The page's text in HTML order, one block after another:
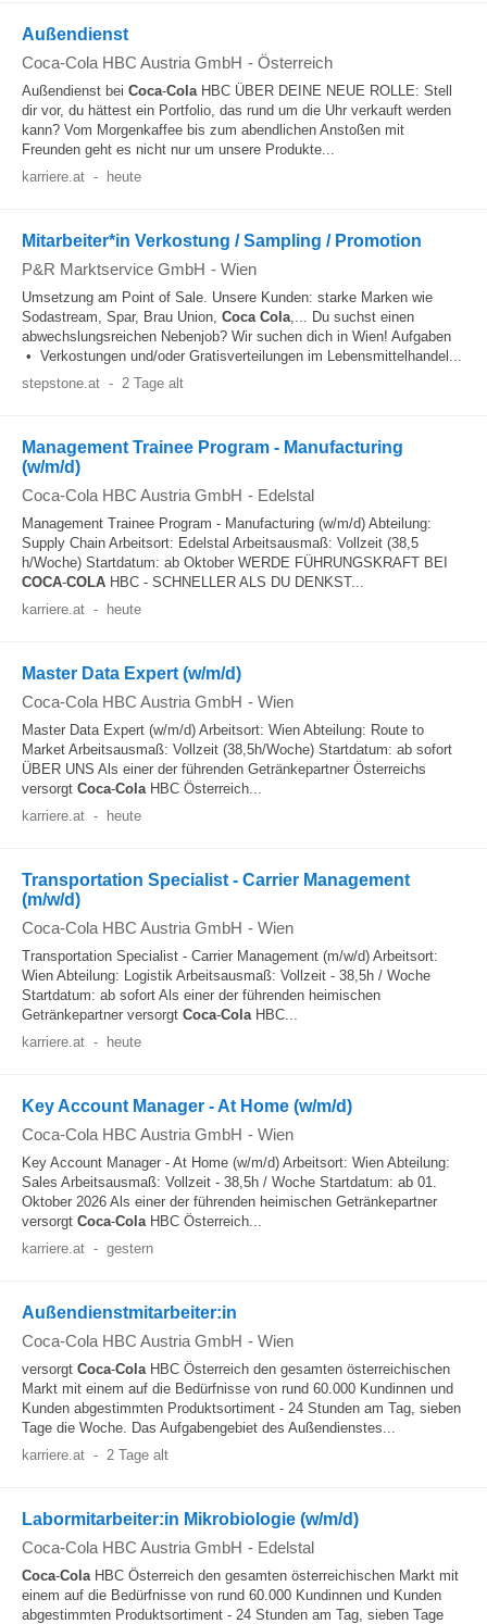
Außendienst
Coca-Cola HBC Austria GmbH - Österreich
Außendienst bei Coca-ColaHBC ÜBER DEINE NEUE ROLLE: Stell
dir vor, du hättest ein Portfolio, das rund um die Uhr verkauft werden
kann? Vom Morgenkaffee bis zum abendlichen Anstoßen mit
Freunden geht es nicht nur um unsere Produkte...
karriere.at - heute
Mitarbeiter*in Verkostung / Sampling / Promotion
P&R Marktservice GmbH - Wien
Umsetzung am Point of Sale. Unsere Kunden: starke Marken wie
Sodastream, Spar, Brau Union, Coca Cola,... Du suchst einen
abwechslungsreichen Nebenjob? Wir suchen dich in Wien! Aufgaben
• Verkostungen und/oder Gratisverteilungen im Lebensmittelhandel...
stepstone.at - 2 Tage alt
Management Trainee Program - Manufacturing
(w/m/d)
Coca-Cola HBC Austria GmbH - Edelstal
Management Trainee Program - Manufacturing (w/m/d) Abteilung:
Supply Chain Arbeitsort: Edelstal Arbeitsausmaß: Vollzeit (38,5
h/Woche) Startdatum: ab Oktober WERDE FÜHRUNGSKRAFT BEI
COCA-COLA HBC - SCHNELLER ALS DU DENKST...
karriere.at - heute
Master Data Expert (w/m/d)
Coca-Cola HBC Austria GmbH - Wien
Master Data Expert (w/m/d) Arbeitsort: Wien Abteilung: Route to
Market Arbeitsausmaß: Vollzeit (38,5h/Woche) Startdatum: ab sofort
ÜBER UNS Als einer der führenden Getränkepartner Österreichs
versorgt Coca-ColaHBC Österreich...
karriere.at - heute
Transportation Specialist - Carrier Management
(m/w/d)
Coca-Cola HBC Austria GmbH - Wien
Transportation Specialist - Carrier Management (m/w/d) Arbeitsort:
Wien Abteilung: Logistik Arbeitsausmaß: Vollzeit - 38,5h / Woche
Startdatum: ab sofort Als einer der führenden heimischen
Getränkepartner versorgt Coca-ColaHBC...
karriere.at - heute
Key Account Manager - At Home (w/m/d)
Coca-Cola HBC Austria GmbH - Wien
Key Account Manager - At Home (w/m/d) Arbeitsort: Wien Abteilung:
Sales Arbeitsausmaß: Vollzeit - 38,5h / Woche Startdatum: ab 01.
Oktober 2026 Als einer der führenden heimischen Getränkepartner
versorgt Coca-ColaHBC Österreich...
karriere.at - gestern
Außendienstmitarbeiter:in
Coca-Cola HBC Austria GmbH - Wien
versorgt Coca-ColaHBC Österreich den gesamten österreichischen
Markt mit einem auf die Bedürfnisse von rund 60.000 Kundinnen und
Kunden abgestimmten Produktsortiment - 24 Stunden am Tag, sieben
Tage die Woche. Das Aufgabengebiet des Außendienstes...
karriere.at - 2 Tage alt
Labormitarbeiter:in Mikrobiologie (w/m/d)
Coca-Cola HBC Austria GmbH - Edelstal
Coca-ColaHBC Österreich den gesamten österreichischen Markt mit
einem auf die Bedürfnisse von rund 60.000 Kundinnen und Kunden
abgestimmten Produktsortiment - 24 Stunden am Tag, sieben Tage